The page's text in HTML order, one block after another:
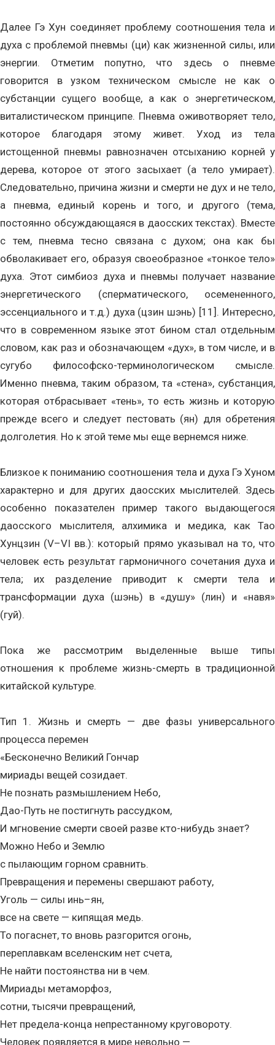
Далее Гэ Хун соединяет проблему соотношения тела и
духа с проблемой пневмы (ци) как жизненной силы, или
энергии. Отметим попутно, что здесь о пневме
говорится в узком техническом смысле не как о
субстанции сущего вообще, а как о энергетическом,
виталистическом принципе. Пневма оживотворяет тело,
которое благодаря этому живет. Уход из тела
истощенной пневмы равнозначен отсыханию корней у
дерева, которое от этого засыхает (а тело умирает).
Следовательно, причина жизни и смерти не дух и не тело,
а пневма, единый корень и того, и другого (тема,
постоянно обсуждающаяся в даосских текстах). Вместе
с тем, пневма тесно связана с духом; она как бы
обволакивает его, образуя своеобразное «тонкое тело»
духа. Этот симбиоз духа и пневмы получает название
энергетического (сперматического, осемененного,
эссенциального и т.д.) духа (цзин шэнь) [11]. Интересно,
что в современном языке этот бином стал отдельным
словом, как раз и обозначающем «дух», в том числе, и в
сугубо философско-терминологическом смысле.
Именно пневма, таким образом, та «стена», субстанция,
которая отбрасывает «тень», то есть жизнь и которую
прежде всего и следует пестовать (ян) для обретения
долголетия. Но к этой теме мы еще вернемся ниже.
Близкое к пониманию соотношения тела и духа Гэ Хуном
характерно и для других даосских мыслителей. Здесь
особенно показателен пример такого выдающегося
даосского мыслителя, алхимика и медика, как Тао
Хунцзин (V–VI вв.): который прямо указывал на то, что
человек есть результат гармоничного сочетания духа и
тела; их разделение приводит к смерти тела и
трансформации духа (шэнь) в «душу» (лин) и «навя»
(гуй).
Пока же рассмотрим выделенные выше типы
отношения к проблеме жизнь-смерть в традиционной
китайской культуре.
Тип 1. Жизнь и смерть — две фазы универсального
процесса перемен
«Бесконечно Великий Гончар
мириады вещей созидает.
Не познать размышлением Небо,
Дао-Путь не постигнуть рассудком,
И мгновение смерти своей разве кто-нибудь знает?
Можно Небо и Землю
с пылающим горном сравнить.
Превращения и перемены свершают работу,
Уголь — силы инь–ян,
все на свете — кипящая медь.
То погаснет, то вновь разгорится огонь,
переплавкам вселенским нет счета,
Не найти постоянства ни в чем.
Мириады метаморфоз,
сотни, тысячи превращений,
Нет предела-конца непрестанному круговороту.
Человек появляется в мире невольно —